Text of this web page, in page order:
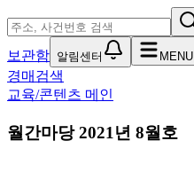
보관함 알림센터 MENU
경매검색
교육/콘텐츠 메인
월간마당 2021년 8월호